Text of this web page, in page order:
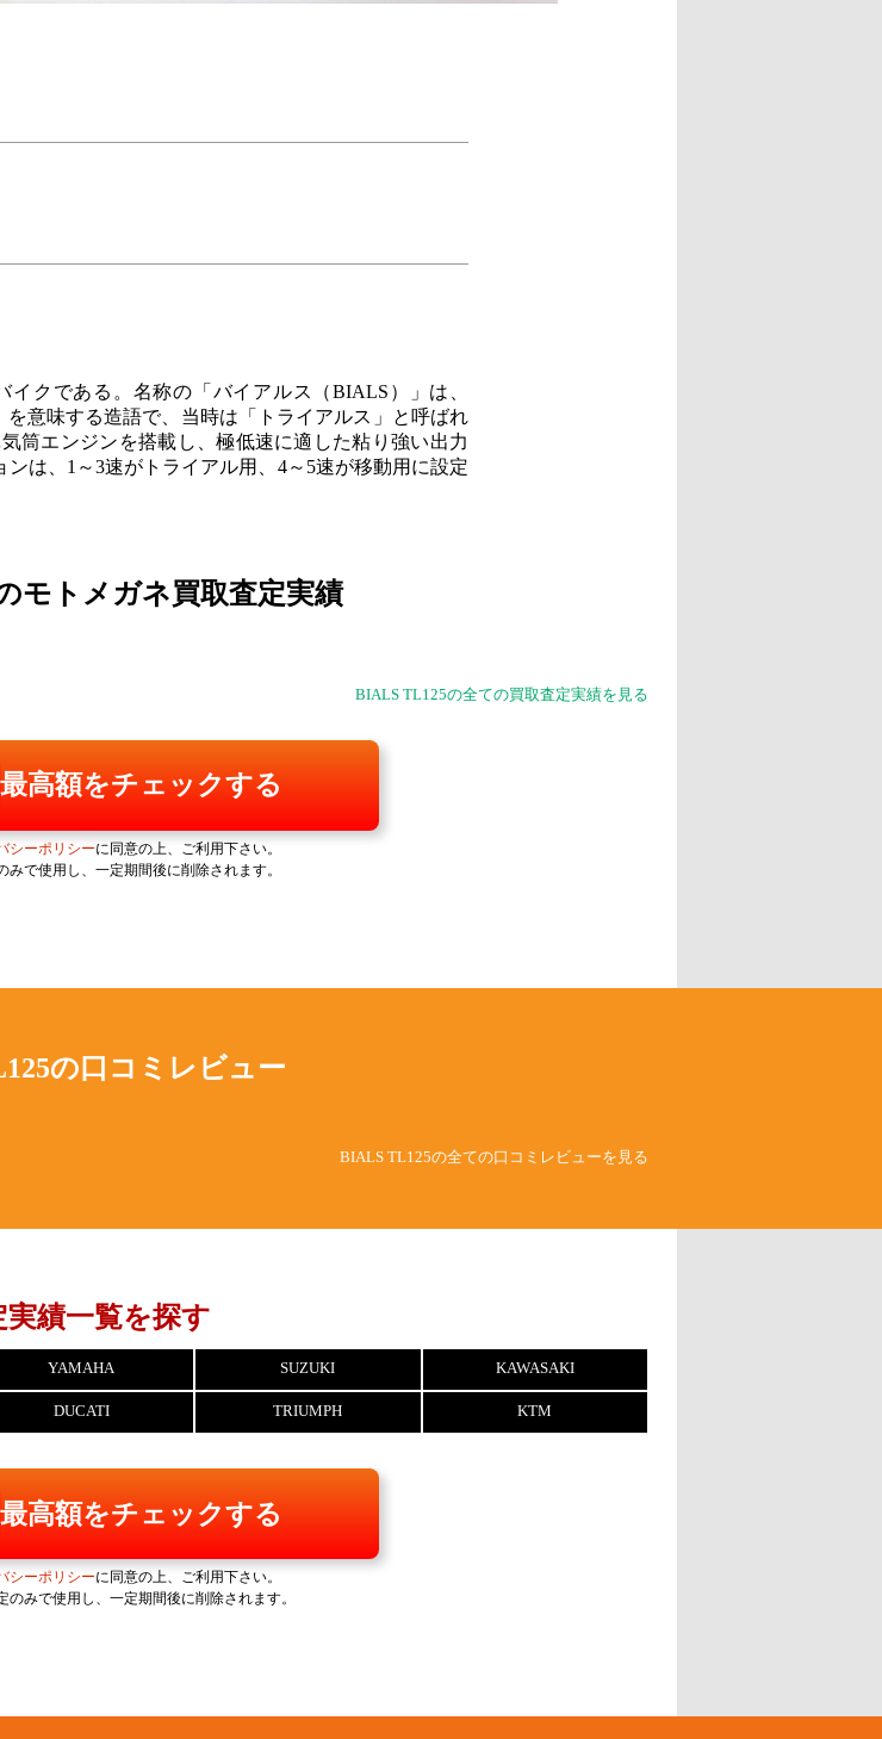
クである。名称の「バイアルス（BIALS）」は、
を意味する造語で、当時は「トライアルス」と呼ばれ
筒エンジンを搭載し、極低速に適した粘り強い出力
は、1～3速がトライアル用、4～5速が移動用に設定
モトメガネ買取査定実績
BIALS TL125の全ての買取査定実績を見る
最高額をチェックする
シーポリシーに同意の上、ご利用下さい。
で使用し、一定期間後に削除されます。
の 口コミレビュー
BIALS TL125の全ての口コミレビューを見る
実績一覧を探す
YAMAHA SUZUKI KAWASAKI
DUCATI TRIUMPH KTM
最高額をチェックする
シーポリシーに同意の上、ご利用下さい。
のみで使用し、一定期間後に削除されます。